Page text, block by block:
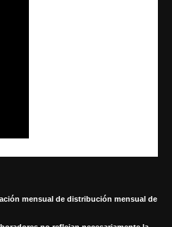
mensual de distribución mensual de